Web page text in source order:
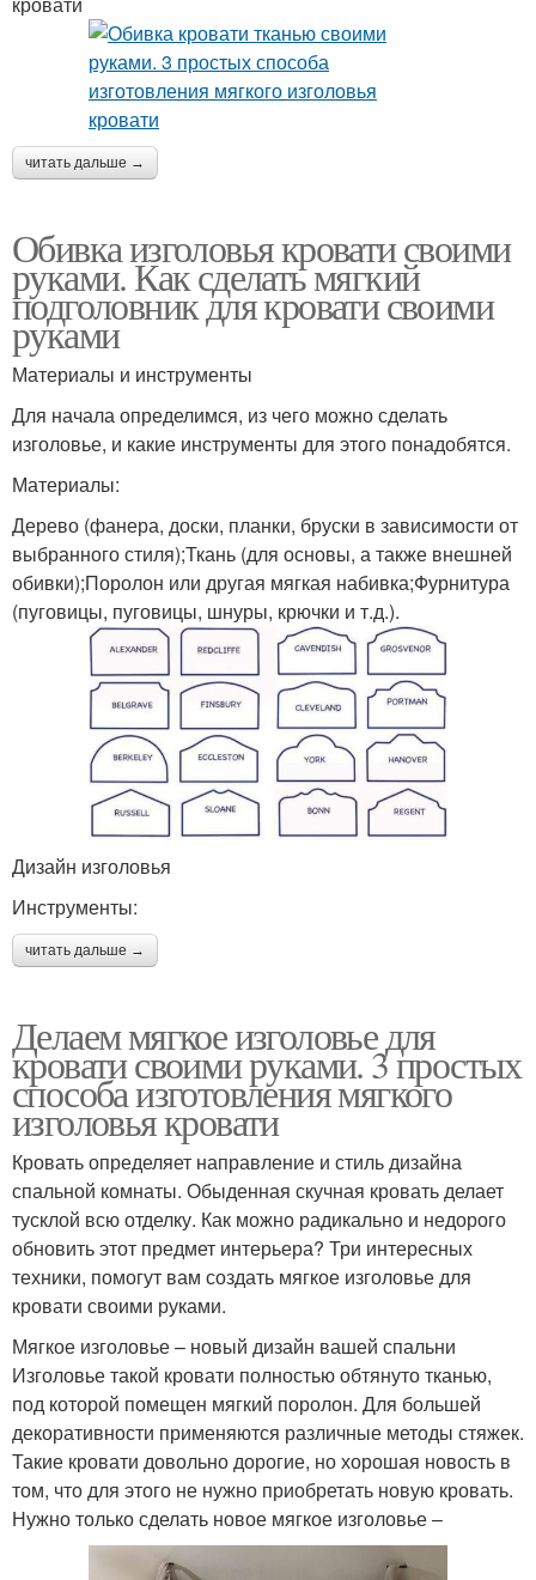
читать дальше →
Обивка изголовья кровати своими
руками. Как сделать мягкий
подголовник для кровати своими
руками
Материалы и инструменты
Для начала определимся, из чего можно сделать
изголовье, и какие инструменты для этого понадобятся.
Материалы:
Дерево (фанера, доски, планки, бруски в зависимости от
выбранного стиля);Ткань (для основы, а также внешней
обивки);Поролон или другая мягкая набивка;Фурнитура
(пуговицы, пуговицы, шнуры, крючки и т.д.).
Дизайн изголовья
Инструменты:
читать дальше →
Делаем мягкое изголовье для
кровати своими руками. 3 простых
способа изготовления мягкого
изголовья кровати
Кровать определяет направление и стиль дизайна
спальной комнаты. Обыденная скучная кровать делает
тусклой всю отделку. Как можно радикально и недорого
обновить этот предмет интерьера? Три интересных
техники, помогут вам создать мягкое изголовье для
кровати своими руками.
Мягкое изголовье – новый дизайн вашей спальни
Изголовье такой кровати полностью обтянуто тканью,
под которой помещен мягкий поролон. Для большей
декоративности применяются различные методы стяжек.
Такие кровати довольно дорогие, но хорошая новость в
том, что для этого не нужно приобретать новую кровать.
Нужно только сделать новое мягкое изголовье –